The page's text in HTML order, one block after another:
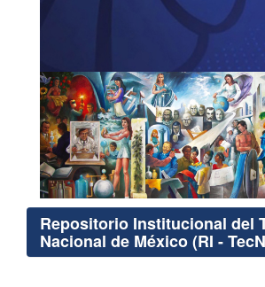
Repositorio Institucional del
Nacional de México (RI -